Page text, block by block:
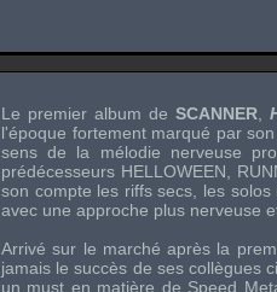
Le premier album de SCANNER,
l'époque fortement marqué par
sens de la mélodie nerveuse
prédécesseurs HELLOWEEN
son compte les riffssecs, les solos
avec une approche plus nerveuse
Arrivé sur le marché après la
jamais le succès de ses collègues
un must en matière de Speed